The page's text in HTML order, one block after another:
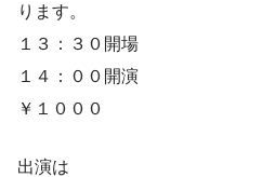
ります。
１３：３０開場
１４：００開演
￥１０００
出演は